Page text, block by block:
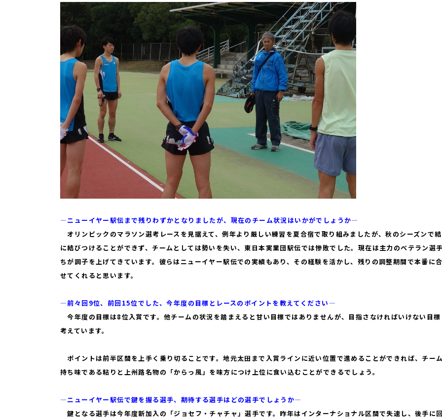
―ニューイヤー駅伝まで残りわずかとなりましたが、現在のチーム状況はいかがでしょうか―
オリンピックのマラソン選考レースを見据えて、例年より厳しい練習を夏合宿で取り組みましたが、秋のシーズンで
に結びつけることができず、チームとしては勢いを失い、東日本実業団駅伝では惨敗でした。 現在は主力のベテラン選
ちが調子を上げてきています。彼らはニューイヤー駅伝での実績もあり、その経験を活かし、残りの調整期間で本番に
せてくれると思います。
―前々回9位、前回15位でした、今年度の目標とレースのポイントを教えてください―
今年度の目標は8位入賞です。他チームの状況を踏まえると甘い目標ではありませんが、目指さなければいけない目標
考えています。
ポイントは前半区間を上手く乗り切ることです。地元太田まで入賞ラインに近い位置で進めることができれば、チー
持ち味である粘りと上州路名物の「からっ風」を味方につけ上位に食い込むことができるでしょう。
―ニューイヤー駅伝で鍵を握る選手、期待する選手はどの選手でしょうか―
鍵となる選手は今年度新加入の「ジョセフ・チャチャ」選手です。昨年はインターナショナル区間で失速し、後手に